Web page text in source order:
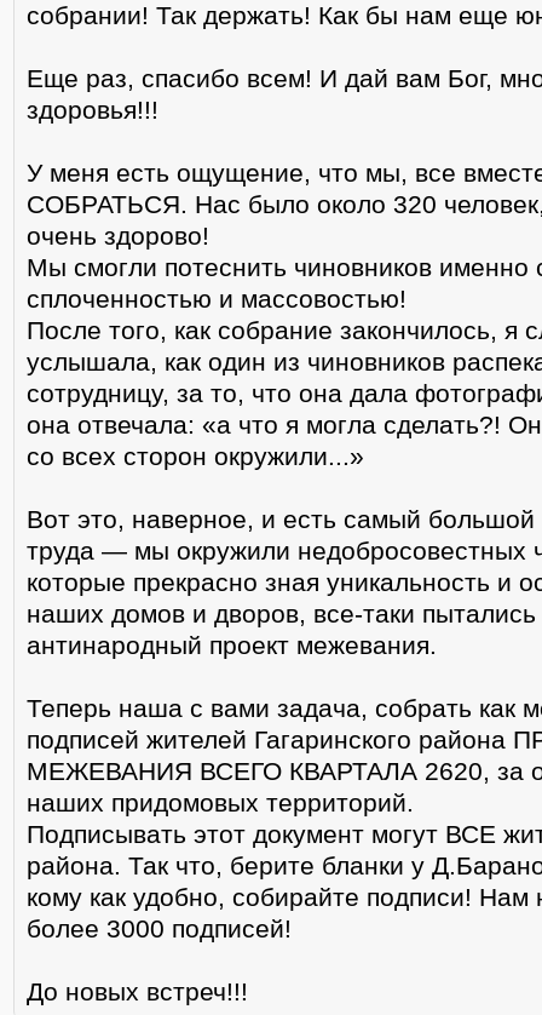
собрании! Так держать! Как бы нам еще
Еще раз, спасибо всем! И дай вам Бог,
здоровья!!!
У меня есть ощущение, что мы, все
СОБРАТЬСЯ. Нас было около 320
очень здорово!
Мы смогли потеснить чиновников именно
сплоченностью и массовостью!
После того, как собрание закончилось, я
услышала, как один из чиновников
сотрудницу, за то, что она дала
она отвечала: «а что я могла сделать?!
со всех сторон окружили...»
Вот это, наверное, и есть самый большой
труда — мы окружили недобросовестных
которые прекрасно зная уникальность и
наших домов и дворов, все-таки
антинародный проект межевания.
Теперь наша с вами задача, собрать как
подписей жителей Гагаринского
МЕЖЕВАНИЯ ВСЕГО КВАРТАЛА 2620, за
наших придомовых территорий.
Подписывать этот документ могут ВСЕ
района. Так что, берите бланки у
кому как удобно, собирайте подписи! Нам
более 3000 подписей!
До новых встреч!!!